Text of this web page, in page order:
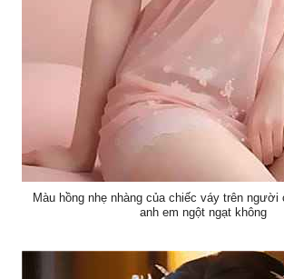
Màu hồng nhẹ nhàng của chiếc váy trên người
anh em ngột ngạt không